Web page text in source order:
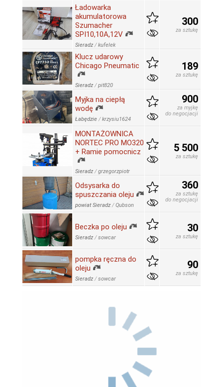
Ładowarka
akumulatorowa
Szumacher
SPI10,10A,12V
Sieradz /kufelek
300
za sztukę
Klucz udarowy
Chicago Pneumatic
Sieradz /pit820
189
za sztukę
Myjka na ciepłą
wodę
Łabędzie /krzysiu1624
900
za myjkę
do negocjacji
MONTAŻOWNICA
NORTEC PRO MO320
+ Ramie pomocnicz
Sieradz /grzegorzpiotr
5 500
za sztukę
Odsysarka do
spuszczania oleju
powiat Sieradz /Qubson
360
za sztukę
do negocjacji
Beczka po oleju
Sieradz /sowcar
30
za sztukę
pompka ręczna do
oleju
Sieradz /sowcar
90
za sztukę